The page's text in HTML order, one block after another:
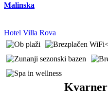
Malinska
Hotel Villa Rova
Kvarner